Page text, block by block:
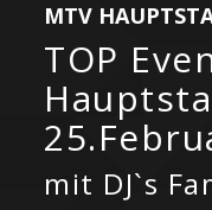
MTV
TOP
mit DJ`s